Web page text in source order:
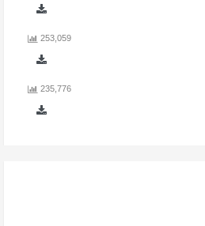
253,059
235,776